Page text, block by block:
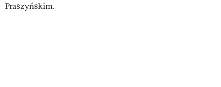
Praszyńskim.